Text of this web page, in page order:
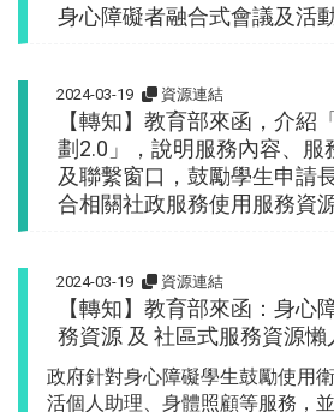
身心障礙者融合式會議及活
2024-03-19 資源連結
【轉知】教育部來函，介紹
劃2.0」，說明服務內容、服
及聯繫窗口，鼓勵學生申請
合相關社政服務使用服務資源
2024-03-19 資源連結
【轉知】教育部來函：身心
務資源 及 社區式服務資源懶
政府針對身心障礙學生鼓勵使用
活個人助理、身體照顧等服務，